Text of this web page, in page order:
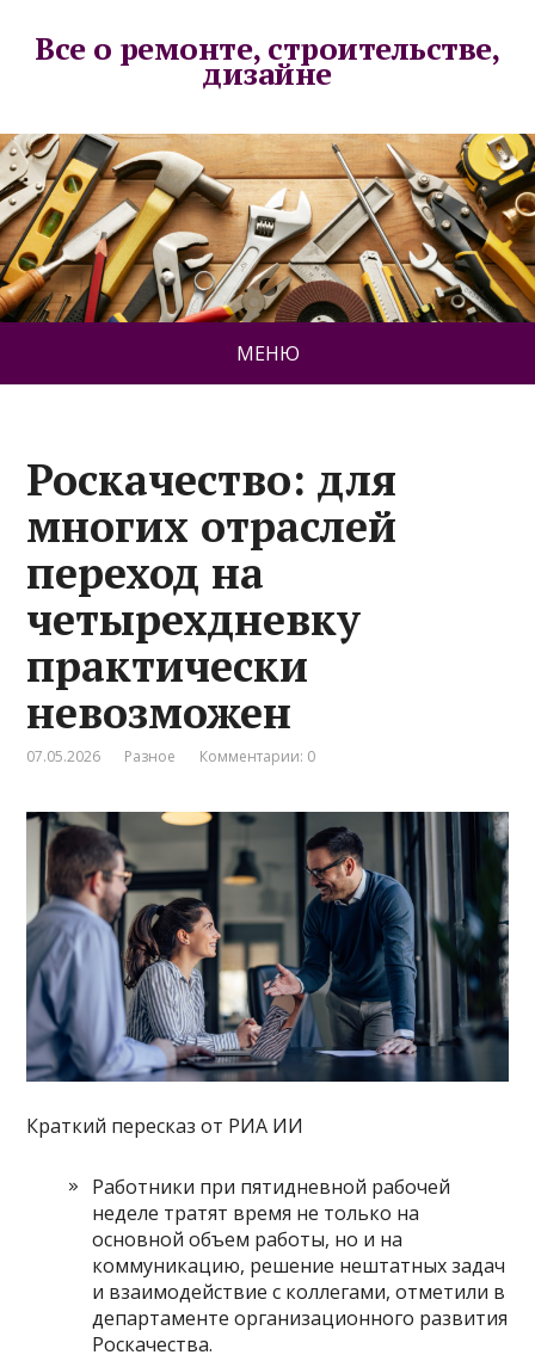
Все о ремонте, строительстве,
дизайне
МЕНЮ
Роскачество: для
многих отраслей
переход на
четырехдневку
практически
невозможен
07.05.2026 Разное Комментарии: 0
Краткий пересказ от РИА ИИ
Работники при пятидневной рабочей
неделе тратят время не только на
основной объем работы, но и на
коммуникацию, решение нештатных задач
и взаимодействие с коллегами, отметили в
департаменте организационного развития
Роскачества.